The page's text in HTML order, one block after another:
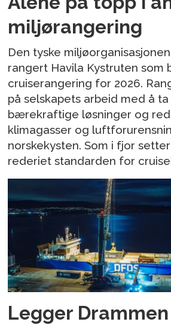
miljørangering
Den tyske
rangert Havila Kystruten som
cruiserangering for 2026.
på selskapets arbeid med å
bærekraftige løsninger og
klimagasser og
norskekysten. Som i fjor
rederiet standarden for
Legger